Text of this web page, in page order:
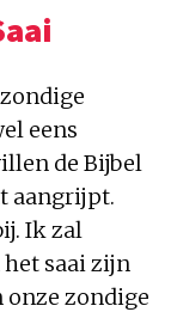
eens
de Bijbel
aangrijpt.
Ik zal
het saai zijn
onze zondige